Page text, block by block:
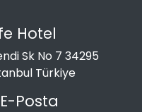
Hotel
Sk No 7 34295
Türkiye
Posta